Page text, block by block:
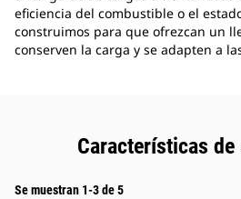
eficiencia del combustible o el
construimos para que ofrezcan un
conserven la carga y se adapten a
Características
Se muestran 1-3 de 5